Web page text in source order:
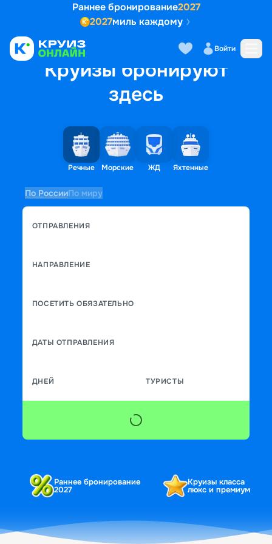
Раннее бронирование2027
2027миль каждому
Войти
Круизы бронируют
здесь
Речные Морские ЖД Яхтенные
По РоссииПо миру
ОТПРАВЛЕНИЯ
НАПРАВЛЕНИЕ
ПОСЕТИТЬ ОБЯЗАТЕЛЬНО
ДАТЫ ОТПРАВЛЕНИЯ
ДНЕЙ ТУРИСТЫ
Раннее бронирование
2027
Круизы класса
люкс и премиум